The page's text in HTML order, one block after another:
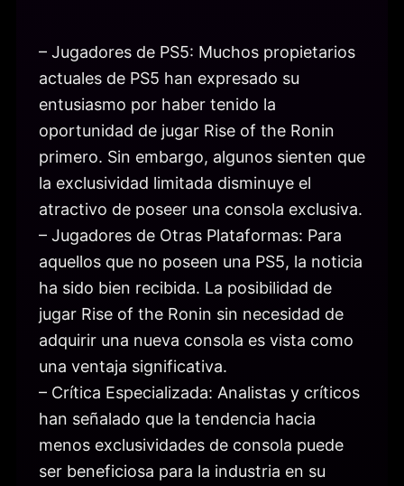
– Jugadores de PS5: Muchos propietarios
actuales de PS5 han expresado su
entusiasmo por haber tenido la
oportunidad de jugar Rise of the Ronin
primero. Sin embargo, algunos sienten que
la exclusividad limitada disminuye el
atractivo de poseer una consola exclusiva.
– Jugadores de Otras Plataformas: Para
aquellos que no poseen una PS5, la noticia
ha sido bien recibida. La posibilidad de
jugar Rise of the Ronin sin necesidad de
adquirir una nueva consola es vista como
una ventaja significativa.
– Crítica Especializada: Analistas y críticos
han señalado que la tendencia hacia
menos exclusividades de consola puede
ser beneficiosa para la industria en su